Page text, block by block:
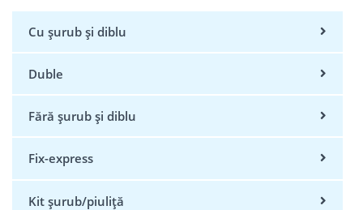
Cu șurub și diblu
Duble
Fără șurub și diblu
Fix-express
Kit șurub/piuliță